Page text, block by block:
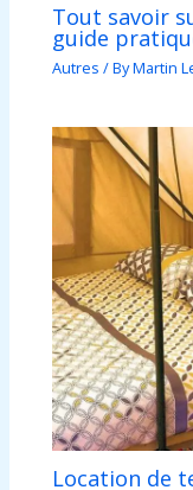
Tout savoir
guide
Autres / ByMartin
Location de